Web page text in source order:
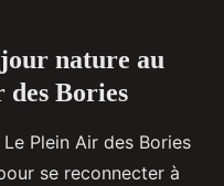
nature au
Bories
Plein Air des Bories
se reconnecter à